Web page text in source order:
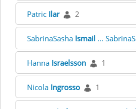
Patric Ilar 2
SabrinaSasha Ismail ...
Hanna Israelsson 1
Nicola Ingrosso 1